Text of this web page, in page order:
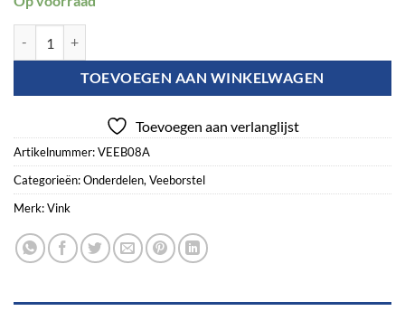
TOEVOEGEN AAN WINKELWAGEN
Toevoegen aan verlanglijst
Artikelnummer:VEEB08A
Categorieën:Onderdelen, Veeborstel
Merk:Vink